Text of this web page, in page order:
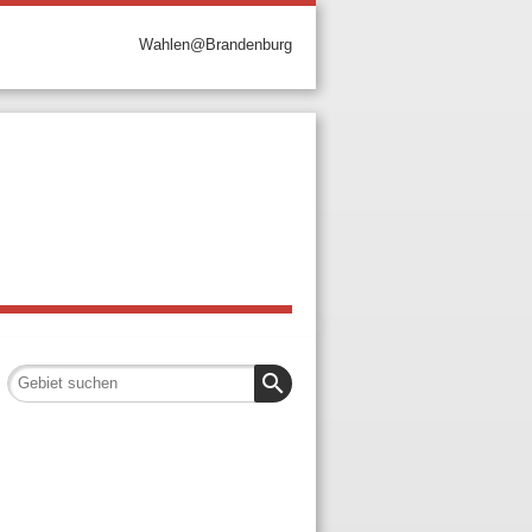
Wahlen@Brandenburg
search